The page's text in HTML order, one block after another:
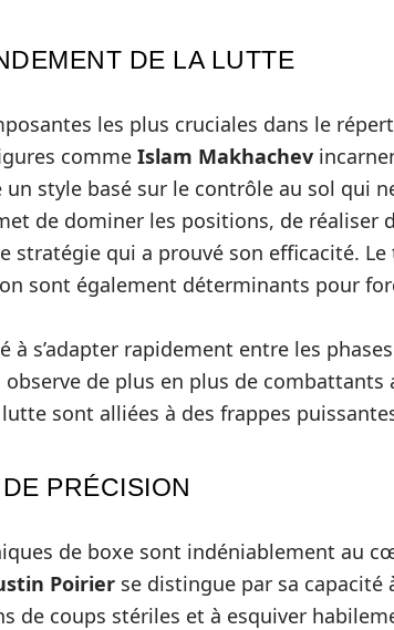
DE LA LUTTE
les plus cruciales dans le
comme Islam Makhachev
style basé sur le contrôle au sol qui
de dominer les positions, de réaliser
stratégie qui a prouvé son efficacité.
sont également déterminants pour
à s’adapter rapidement entre les
de plus en plus de
sont alliées à des frappes
PRÉCISION
de boxe sont indéniablement au
Poirier se distingue par sa capacité
de coups stériles et à esquiver